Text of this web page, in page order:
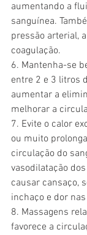
aumentando a
sanguínea.
pressão arterial,
coagulação.
6. Mantenha-se
entre 2 e 3 litros
aumentar a
melhorar a
7. Evite o calor
ou muito
circulação do
vasodilatação
causar cansaço,
inchaço e dor
8. Massagens
favorece a